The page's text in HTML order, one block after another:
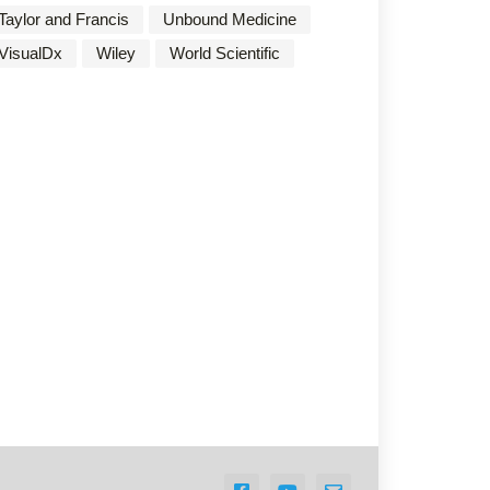
and Francis
Unbound Medicine
Wiley World Scientific